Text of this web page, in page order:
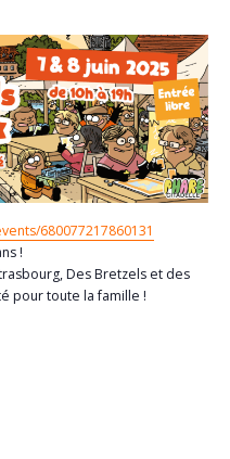
680077217860131
!
Des Bretzels et des
pour toute la famille !